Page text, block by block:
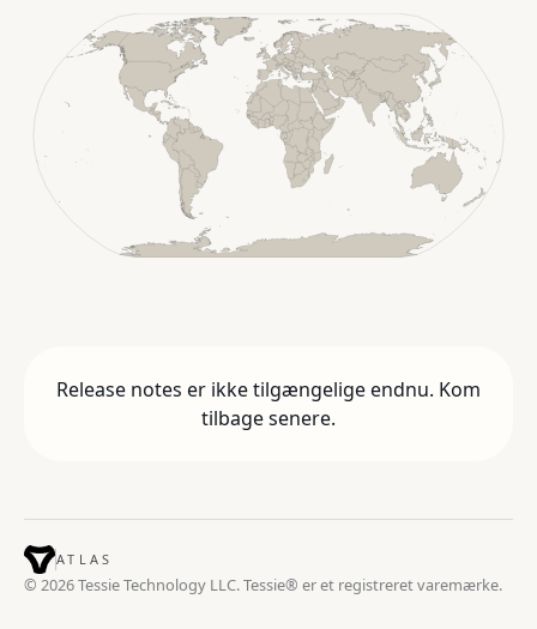
Release notes er ikke tilgængelige endnu. Kom
tilbage senere.
ATLAS
© 2026 Tessie Technology LLC. Tessie® er et registreret varemærke.